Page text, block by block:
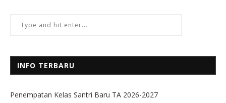
INFO TERBARU
Penempatan Kelas Santri Baru TA 2026-2027